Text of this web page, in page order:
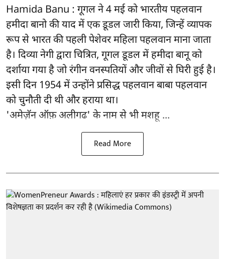
Hamida Banu : गूगल ने 4 मई को भारतीय पहलवान
हमीदा बानो की याद में एक डूडल जारी किया, जिन्हें व्यापक
रूप से भारत की पहली पेशेवर महिला पहलवान माना जाता
है। दिव्या नेगी द्वारा चित्रित, गूगल डूडल में हमीदा बानू को
दर्शाया गया है जो रंगीन वनस्पतियों और जीवों से घिरी हुई है।
इसी दिन 1954 में उन्होंने प्रसिद्ध पहलवान बाबा पहलवान
को चुनौती दी थी और हराया था।
'अमेज़ॅन ऑफ़ अलीगढ' के नाम से भी मशहू ...
Read More